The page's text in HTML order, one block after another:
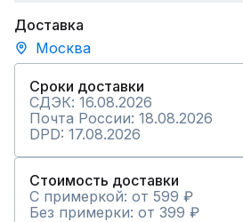
Доставка
Москва
Сроки доставки
СДЭК: 16.08.2026
Почта России: 18.08.2026
DPD: 17.08.2026
Стоимость доставки
С примеркой: от 599 ₽
Без примерки: от 399 ₽